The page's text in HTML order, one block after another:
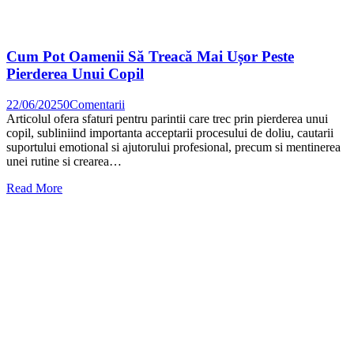
Cum Pot Oamenii Să Treacă Mai Ușor Peste
Pierderea Unui Copil
22/06/20250Comentarii
Articolul ofera sfaturi pentru parintii care trec prin pierderea unui
copil, subliniind importanta acceptarii procesului de doliu, cautarii
suportului emotional si ajutorului profesional, precum si mentinerea
unei rutine si crearea…
Read More